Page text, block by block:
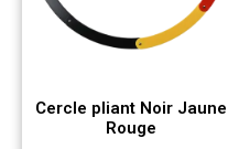
Cercle pliant Noir Jaune
Rouge